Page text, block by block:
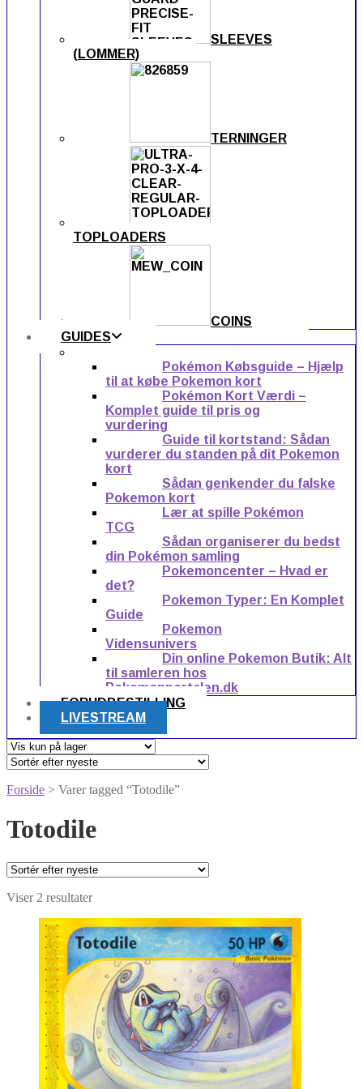
SLEEVES
(LOMMER)
TERNINGER
TOPLOADERS
COINS
GUIDES
Pokémon Købsguide – Hjælp
til at købe Pokemon kort
Pokémon Kort Værdi –
Komplet guide til pris og
vurdering
Guide til kortstand: Sådan
vurderer du standen på dit Pokemon
kort
Sådan genkender du falske
Pokemon kort
Lær at spille Pokémon
TCG
Sådan organiserer du bedst
din Pokémon samling
Pokemoncenter – Hvad er
det?
Pokemon Typer: En Komplet
Guide
Pokemon
Vidensunivers
Din online Pokemon Butik: Alt
til samleren hos
Pokemonportalen.dk
FORUDBESTILLING
LIVESTREAM
Forside > Varer tagged “Totodile”
Totodile
Viser 2 resultaterSorteret
seneste